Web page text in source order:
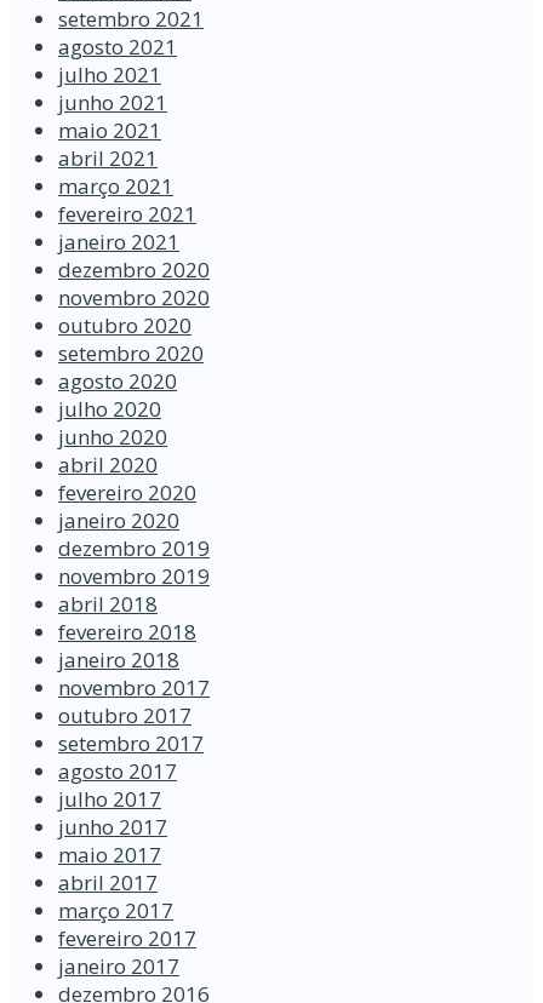
setembro 2021
agosto 2021
julho 2021
junho 2021
maio 2021
abril 2021
março 2021
fevereiro 2021
janeiro 2021
dezembro 2020
novembro 2020
outubro 2020
setembro 2020
agosto 2020
julho 2020
junho 2020
abril 2020
fevereiro 2020
janeiro 2020
dezembro 2019
novembro 2019
abril 2018
fevereiro 2018
janeiro 2018
novembro 2017
outubro 2017
setembro 2017
agosto 2017
julho 2017
junho 2017
maio 2017
abril 2017
março 2017
fevereiro 2017
janeiro 2017
dezembro 2016